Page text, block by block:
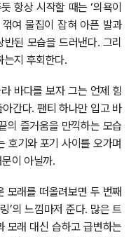
항상 시작할 때는 ‘의욕이
여 물집이 잡혀 아픈 발과
된 모습을 드러낸다. 그리
는지 후회한다.
바다를 보자 그는 언제 힘
간다. 팬티 하나만 입고 바
의 즐거움을 만끽하는 모습
호기와 포기 사이를 오가며
이 아닐까.
모래를 떠올려보면 두 번째
’의 느낌마저 준다. 많은 트
모래 대신 습하고 급변하는